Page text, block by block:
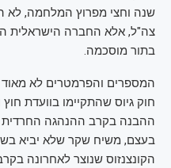
שנה וחצי מפרוץ המלחמה, לא
צה"ל, אלא החברה הישראלית
בתור מוסכמה.
המספרים והפרמטרים לא מאוד
חוק גיוס שהתקיימו בוועדת
ההבנה בקרב ההנהגה
בעצם, משיח שקר שלא יביא
הקונצנזוס שנוצר לאחרונה